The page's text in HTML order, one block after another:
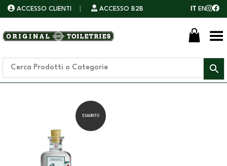
ACCESSO CLIENTI ACCESSO B2B IT EN
Toggle Menu
ESAURITO